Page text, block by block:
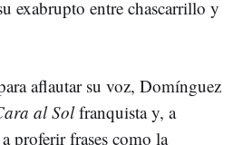
exabrupto entre chascarrillo y
aflautar su voz, Domínguez
al Solfranquista y, a
proferir frases como la